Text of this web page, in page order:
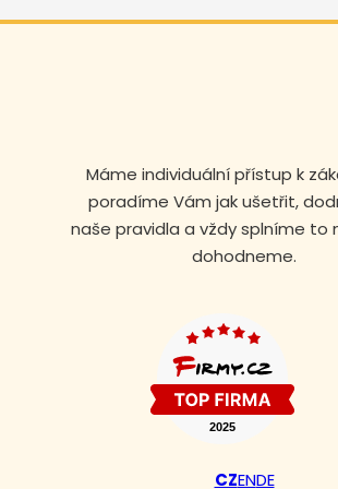
Máme individuální přístup k
poradíme Vám jak ušetřit,
naše pravidla a vždy splníme to
dohodneme.
CZENDE